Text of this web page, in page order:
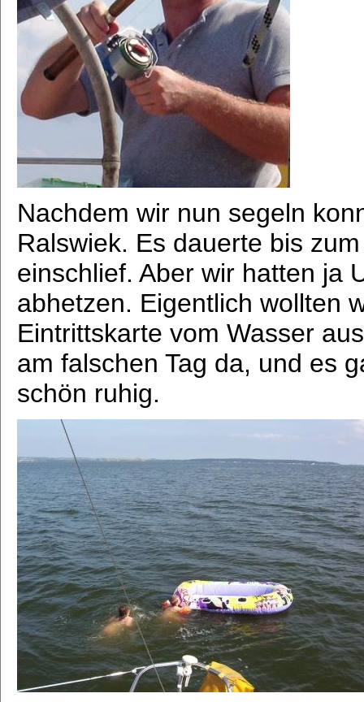
Nachdem wir nun segeln
Ralswiek. Es dauerte bis
einschlief. Aber wir hatten ja
abhetzen. Eigentlich wollten
Eintrittskarte vom Wasser
am falschen Tag da, und es
schön ruhig.